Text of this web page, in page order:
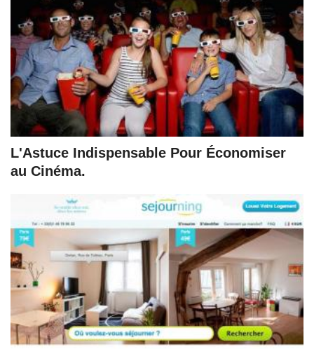
L'Astuce Indispensable Pour Économiser
au Cinéma.